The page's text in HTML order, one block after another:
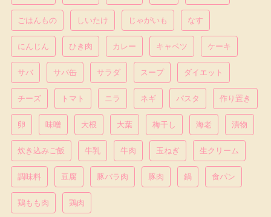
ごはんもの しいたけ じゃがいも なす
にんじん ひき肉 カレー キャベツ ケーキ
サバ サバ缶 サラダ スープ ダイエット
チーズ トマト ニラ ネギ パスタ 作り置き
卵 味噌 大根 大葉 梅干し 海老 漬物
炊き込みご飯 牛乳 牛肉 玉ねぎ 生クリーム
調味料 豆腐 豚バラ肉 豚肉 鍋 食パン
鶏もも肉 鶏肉